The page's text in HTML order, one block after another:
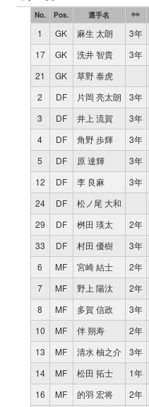
No. Pos. 選手名 学年
1 GK 麻生 太朗 3年
17
GK 洗井 智貴 3年
21
GK 草野 泰虎
2
DF 片岡 亮太朗 3年
3
DF 井上 流賀 3年
4
DF 角野 歩輝 3年
5
DF 原 達輝 3年
12
DF 李 良麻 3年
24
DF 松ノ尾 大和
29
DF 桝田 瑛太 2年
33
DF 村田 優樹 3年
6
MF 宮崎 結士 2年
7
MF 野上 陽汰 2年
8
MF 多賀 信政 3年
10
MF 伴 朔寿 2年
13
MF 清水 柚之介 3年
14
MF 松田 拓士 1年
16
MF 的羽 宏将 2年